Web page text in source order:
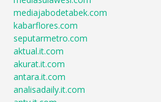
mediajabodetabek.com
kabarflores.com
seputarmetro.com
aktual.it.com
akurat.it.com
antara.it.com
analisadaily.it.com